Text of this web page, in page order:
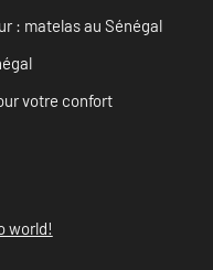
: matelas au Sénégal
votre confort
world!